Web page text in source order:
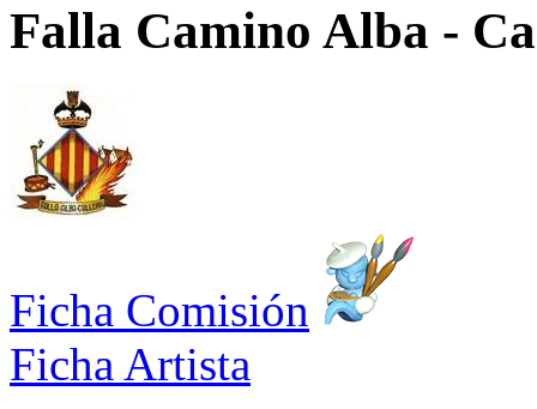
Falla Camino Alba -
Ficha Comisión
Ficha Artista